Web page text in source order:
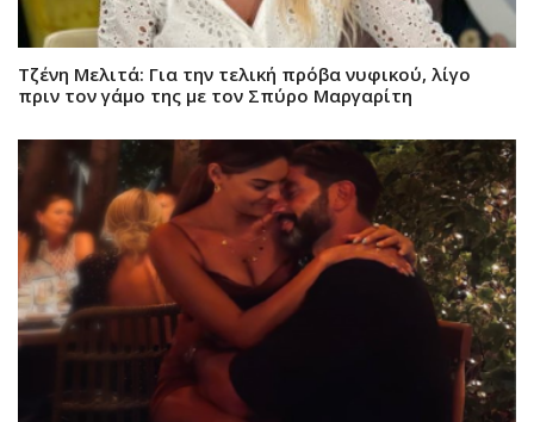
Τζένη Μελιτά: Για την τελική πρόβα νυφικού, λίγο
πριν τον γάμο της με τον Σπύρο Μαργαρίτη